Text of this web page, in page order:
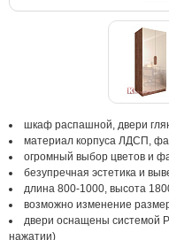
шкаф распашной, двери
материал корпуса ЛДСП,
огромный выбор цветов и
безупречная эстетика и
длина 800-1000, высота
возможно изменение
двери оснащены системой
нажатии)